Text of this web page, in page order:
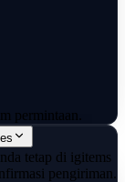
permintaan.
tetap di igitems
pengiriman.